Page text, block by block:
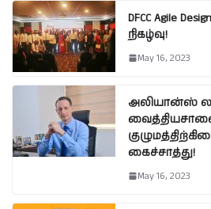
DFCC Agile
நிகழ்வு!
May 16, 2023
அலியான்ஸ்
கைச்சாத்து!
May 16, 2023